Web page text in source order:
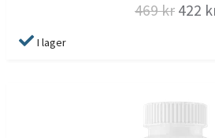
469 kr 422
I lager